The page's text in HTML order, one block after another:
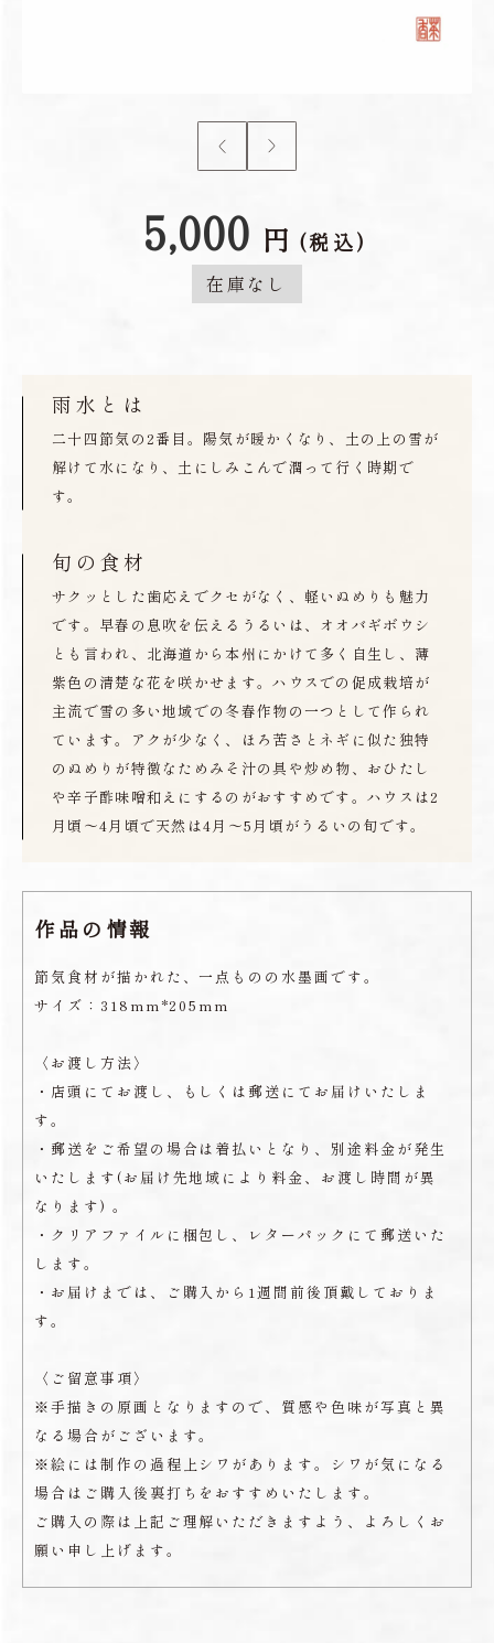
5,000 円 (税込)
在庫なし
雨水とは
二十四節気の2番目。陽気が暖かくなり、土の上の雪が
解けて水になり、土にしみこんで潤って行く時期で
す。
旬の食材
サクッとした歯応えでクセがなく、軽いぬめりも魅力
です。早春の息吹を伝えるうるいは、オオバギボウシ
とも言われ、北海道から本州にかけて多く自生し、薄
紫色の清楚な花を咲かせます。ハウスでの促成栽培が
主流で雪の多い地域での冬春作物の一つとして作られ
ています。アクが少なく、ほろ苦さとネギに似た独特
のぬめりが特徴なためみそ汁の具や炒め物、おひたし
や辛子酢味噌和えにするのがおすすめです。ハウスは2
月頃〜4月頃で天然は4月〜5月頃がうるいの旬です。
作品の情報
節気食材が描かれた、一点ものの水墨画です。
サイズ：318mm*205mm
〈お渡し方法〉
・店頭にてお渡し、もしくは郵送にてお届けいたしま
す。
・郵送をご希望の場合は着払いとなり、別途料金が発生
いたします(お届け先地域により料金、お渡し時間が異
なります) 。
・クリアファイルに梱包し、レターパックにて郵送いた
します。
・お届けまでは、ご購入から1週間前後頂戴しておりま
す。
〈ご留意事項〉
※手描きの原画となりますので、質感や色味が写真と異
なる場合がございます。
※絵には制作の過程上シワがあります。シワが気になる
場合はご購入後裏打ちをおすすめいたします。
ご購入の際は上記ご理解いただきますよう、よろしくお
願い申し上げます。